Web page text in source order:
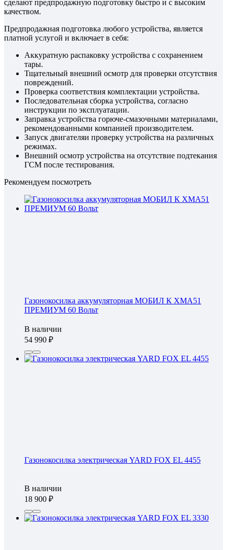
сделают предпродажную подготовку быстро и с высоким
качеством.
Предпродажная подготовка любого устройства, является
платной услугой и включает в себя:
Аккуратную распаковку устройства с сохранением
тары.
Тщательный внешний осмотр для проверки отсутствия
повреждений.
Проверка соответствия комплектации устройства.
Последовательная сборка устройства, согласно
инструкции по эксплуатации.
Заправка устройства горюче-смазочными материалами,
рекомендованными компанией производителем.
Запуск двигателяи проверку устройства на различных
режимах.
Внешний осмотр устройства на отсутствие подтекания
ГСМ после тестирования.
Рекомендуем посмотреть
Газонокосилка аккумуляторная МОБИЛ К XMA51
ПРЕМИУМ 60 Вольт
В наличии
54 990
Газонокосилка электрическая YARD FOX EL 4455
В наличии
18 900